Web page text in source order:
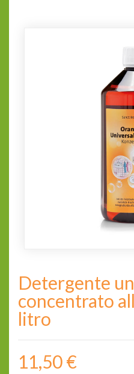
Detergente
concentrato
litro
11,50 €